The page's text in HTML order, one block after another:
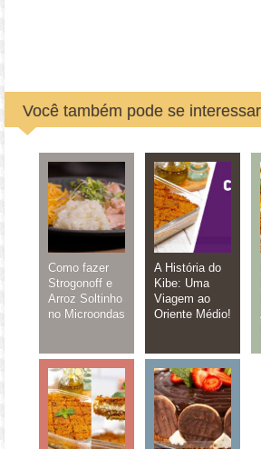
Você também pode se
Como fazer
Strogonoff e
Arroz Soltinho
no Microondas
A História do
Kibe: Uma
Viagem ao
Oriente Médio!